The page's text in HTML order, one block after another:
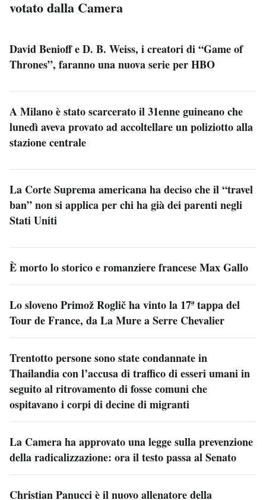
votato dalla Camera
David Benioff e D. B. Weiss, i creatori di “Game of
Thrones”, faranno una nuova serie per HBO
A Milano è stato scarcerato il 31enne guineano che
lunedì aveva provato ad accoltellare un poliziotto alla
stazione centrale
La Corte Suprema americana ha deciso che il “travel
ban” non si applica per chi ha già dei parenti negli
Stati Uniti
È morto lo storico e romanziere francese Max Gallo
Lo sloveno Primož Roglič ha vinto la 17ª tappa del
Tour de France, da La Mure a Serre Chevalier
Trentotto persone sono state condannate in
Thailandia con l’accusa di traffico di esseri umani in
seguito al ritrovamento di fosse comuni che
ospitavano i corpi di decine di migranti
La Camera ha approvato una legge sulla prevenzione
della radicalizzazione: ora il testo passa al Senato
Christian Panucci è il nuovo allenatore della